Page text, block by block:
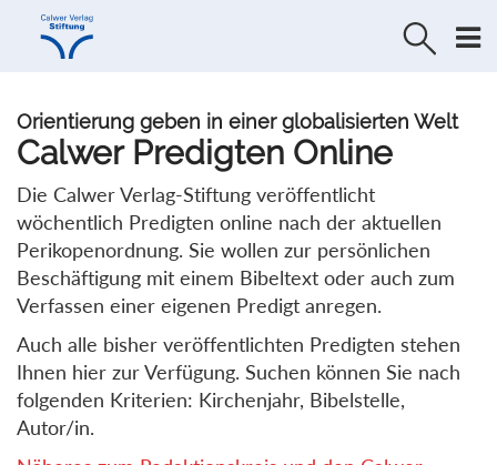
Direkt
Direkt
Orientierung geben in einer globalisierten Welt
Calwer Predigten Online
Die Calwer Verlag-Stiftung veröffentlicht
wöchentlich Predigten online nach der aktuellen
Perikopenordnung. Sie wollen zur persönlichen
Beschäftigung mit einem Bibeltext oder auch zum
Verfassen einer eigenen Predigt anregen.
Auch alle bisher veröffentlichten Predigten stehen
Ihnen hier zur Verfügung. Suchen können Sie nach
folgenden Kriterien: Kirchenjahr, Bibelstelle,
Autor/in.